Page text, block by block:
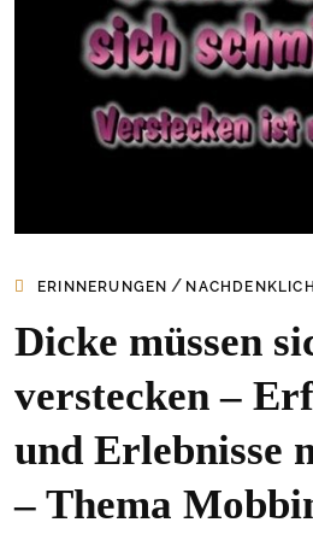
ERINNERUNGEN /
Dicke müssen
verstecken –
und Erlebnisse
– Thema